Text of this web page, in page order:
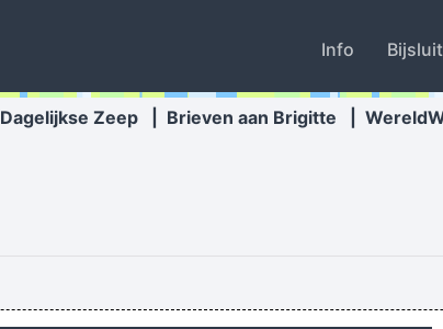
Info
Dagelijkse Zeep Brieven aan Brigitte